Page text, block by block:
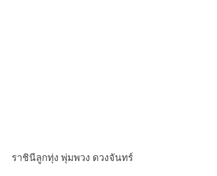
ราชินีลูกทุ่ง พุ่มพวง ดวงจันทร์